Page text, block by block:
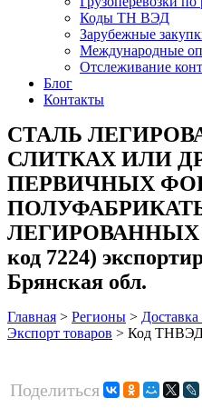
Коды ТН ВЭД
Зарубежные
Международные
Отслеживание
Блог
Контакты
СТАЛЬ
СЛИТКАХ ИЛИ
ПЕРВИЧНЫХ
ЛЕГИРОВАННЫХ
код 7224)
Брянская обл.
Главная > Регионы > Доставка
Экспорт товаров > Код ТНВЭД
Поделиться